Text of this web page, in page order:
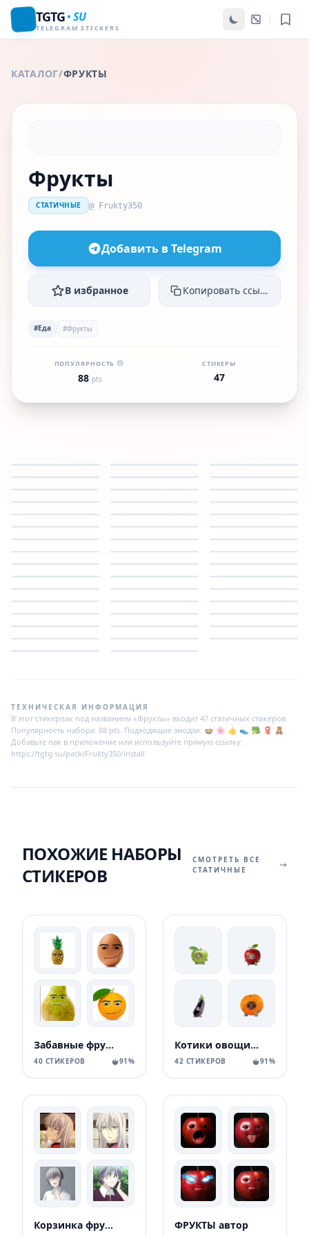
TGTG SU
TELEGRAM STICKERS
КАТАЛОГ/ФРУКТЫ
Фрукты
СТАТИЧНЫЕ @ Frukty350
Добавить в Telegram
В избранное Копировать ссылку
#Еда #Фрукты
ПОПУЛЯРНОСТЬ
88 pts
СТИКЕРЫ
47
ТЕХНИЧЕСКАЯ ИНФОРМАЦИЯ
В этот стикерпак под названием «Фрукты» входит 47 статичных стикеров.
Популярность набора: 88 pts. Подходящие эмодзи: 🍲 🌸 👍 👟 🥦 🧣 🧸.
Добавьте пак в приложение или используйте прямую ссылку:
https://tgtg.su/pack/Frukty350/install
ПОХОЖИЕ НАБОРЫ
СТИКЕРОВ
СМОТРЕТЬ ВСЕ
СТАТИЧНЫЕ
Забавные фрукты
40 СТИКЕРОВ 91%
Котики овощи коты фрукты
42 СТИКЕРОВ 91%
Корзинка фруктов ФРУКТЫ автор